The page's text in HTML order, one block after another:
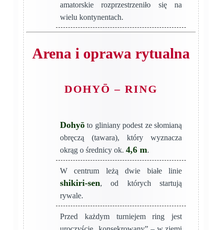
amatorskie rozprzestrzeniło się na
wielu kontynentach.
Arena i oprawa rytualna
DOHYŌ – RING
Dohyōto gliniany podest ze słomianą
obręczą (tawara), który wyznacza
okrąg o średnicy ok. 4,6 m.
W centrum leżą dwie białe linie
shikiri-sen, od których startują
rywale.
Przed każdym turniejem ring jest